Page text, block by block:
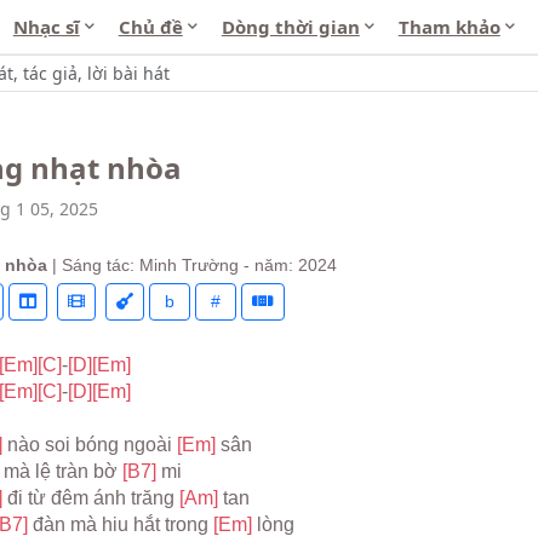
Nhạc sĩ Chủ đề Dòng thời gian Tham khảo
nhạt nhòa
1 05, 2025
nhòa | Sáng tác: Minh Trường - năm: 2024
b
#
[Em] [C]-[D] [Em]
[Em] [C]-[D] [Em]
nào soi bóng ngoài [Em] sân
mà lệ tràn bờ [B7] mi
đi từ đêm ánh trăng [Am] tan
đàn mà hiu hắt trong [Em] lòng